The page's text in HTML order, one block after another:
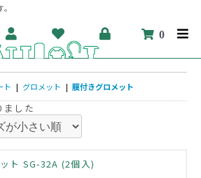
0
ト | グロメット | 膜付きグロメット
ました
ト SG-32A (2個入)